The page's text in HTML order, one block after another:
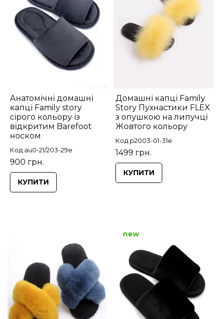
Анатомічні домашні
капці Family story
сірого кольору із
відкритим Barefoot
носком
Код au0-21/203-29e
900 грн.
КУПИТИ
Домашні капці Family
Story Пухнастики FLEX
з опушкою на липучці
Жовтого кольору
Код p2003-01-31e
1499 грн.
КУПИТИ
new